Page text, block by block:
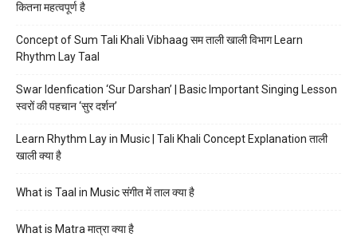
कितना महत्वपूर्ण है
Concept of Sum Tali Khali Vibhaag सम ताली खाली विभाग Learn
Rhythm Lay Taal
Swar Idenfication ‘Sur Darshan’ | Basic Important Singing Lesson
स्वरों की पहचान ‘सुर दर्शन’
Learn Rhythm Lay in Music | Tali Khali Concept Explanation ताली
खाली क्या है
What is Taal in Music संगीत में ताल क्या है
What is Matra मात्रा क्या है